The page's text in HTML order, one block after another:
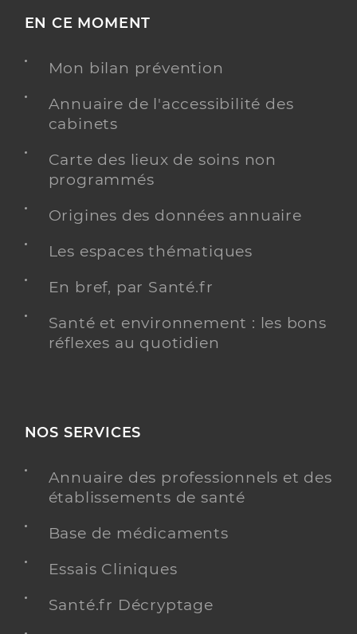
EN CE MOMENT
Mon bilan prévention
Annuaire de l'accessibilité des
cabinets
Carte des lieux de soins non
programmés
Origines des données annuaire
Les espaces thématiques
En bref, par Santé.fr
Santé et environnement : les bons
réflexes au quotidien
NOS SERVICES
Annuaire des professionnels et des
établissements de santé
Base de médicaments
Essais Cliniques
Santé.fr Décryptage